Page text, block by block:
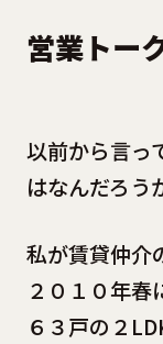
営業トー
以前から言っ
はなんだろう
私が賃貸仲介
２０１０年春
６３戸の２